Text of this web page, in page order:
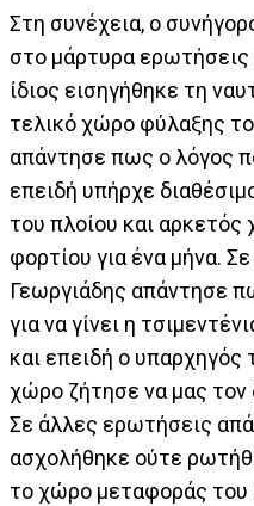
Στη συνέχεια, ο
στο μάρτυρα ερωτήσεις
ίδιος εισηγήθηκε τη
τελικό χώρο φύλαξης
απάντησε πως ο λόγος
επειδή υπήρχε
του πλοίου και
φορτίου για ένα μήνα.
Γεωργιάδης απάντησε
για να γίνει η
και επειδή ο
χώρο ζήτησε να μας τον
Σε άλλες ερωτήσεις
ασχολήθηκε ούτε
το χώρο μεταφοράς του